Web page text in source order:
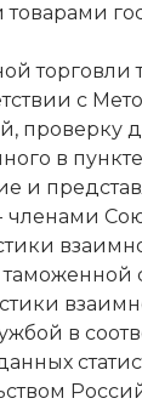
с
проверку
в
и
членами
в